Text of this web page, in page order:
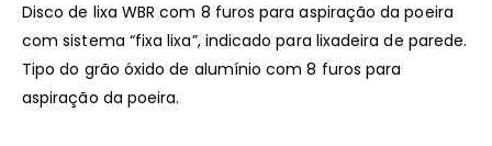
Disco de lixa WBR com 8 furos para aspiração da poeira
com sistema “fixa lixa”, indicado para lixadeira de parede.
Tipo do grão óxido de alumínio com 8 furos para
aspiração da poeira.